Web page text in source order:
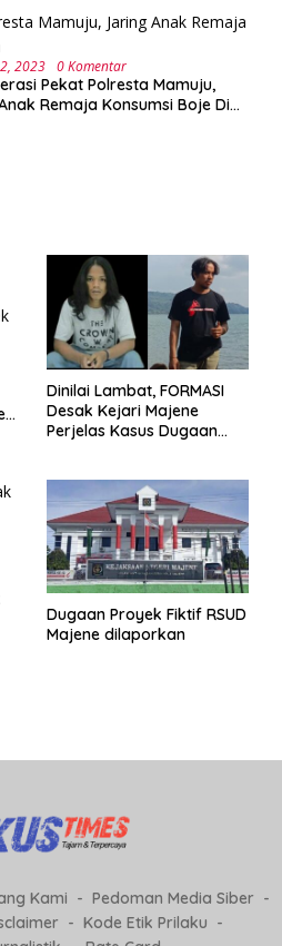
2023 0 Komentar
Pekat Polresta Mamuju,
Remaja Konsumsi Boje Di
Dinilai Lambat, FORMASI
Desak Kejari Majene
Perjelas Kasus Dugaan
Dugaan Proyek Fiktif RSUD
Majene dilaporkan
Kami
Pedoman Media Siber
Kode Etik Prilaku